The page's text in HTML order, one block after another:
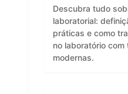
Descubra tudo
laboratorial:
práticas e como
no laboratório com
modernas.